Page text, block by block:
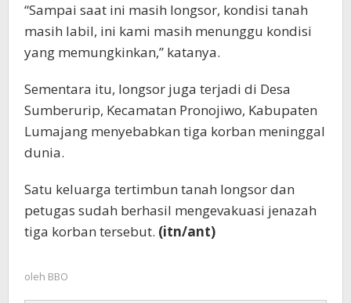
“Sampai saat ini masih longsor, kondisi tanah
masih labil, ini kami masih menunggu kondisi
yang memungkinkan,” katanya.
Sementara itu, longsor juga terjadi di Desa
Sumberurip, Kecamatan Pronojiwo, Kabupaten
Lumajang menyebabkan tiga korban meninggal
dunia.
Satu keluarga tertimbun tanah longsor dan
petugas sudah berhasil mengevakuasi jenazah
tiga korban tersebut. (itn/ant)
oleh BBO